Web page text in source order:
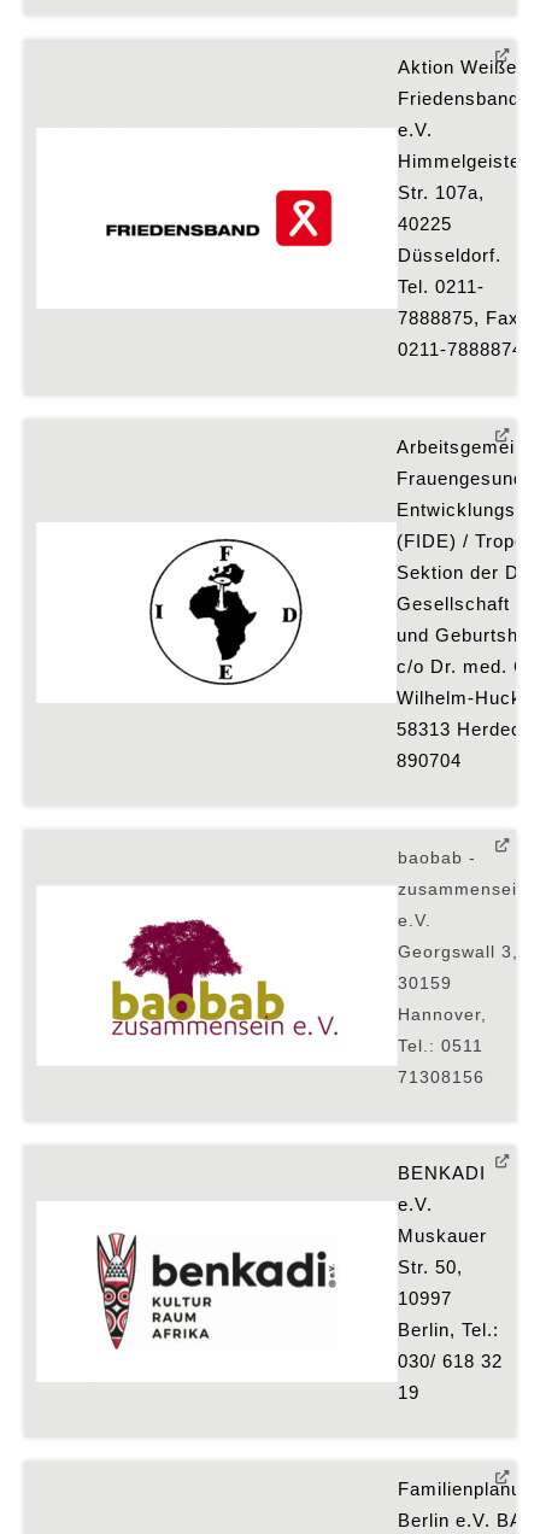
Aktion Weißes
Friedensband
e.V.
Himmelgeister
Str. 107a,
40225
Düsseldorf.
Tel. 0211-
7888875, Fax
0211-7888874
(FIDE) /
Sektion der
Gesellschaft
und
c/o Dr. med.
Wilhelm-Huck-
58313
890704
baobab -
zusammensein
e.V.
Georgswall 3,
30159
Hannover,
Tel.: 0511
71308156
BENKADI
e.V.
Muskauer
Str. 50,
10997
Berlin, Tel.:
030/ 618 32
19
Berlin e.V.